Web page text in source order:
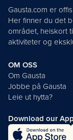
Gausta.com er
Her finner du det
området, heiskort
aktiviteter og
OM OSS
Om Gausta
Jobbe på Gausta
Leie ut hytta?
Download our App